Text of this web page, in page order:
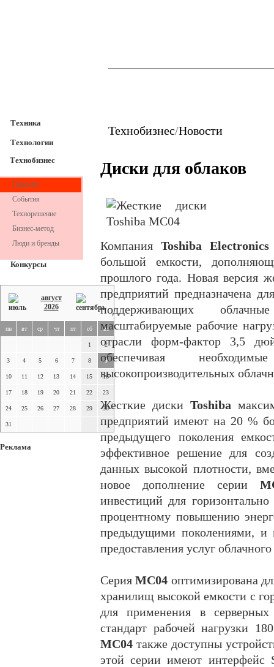
Техника
Технологии
Технобизнес
Новости
События
Технорешение
Бизнес-метод
Люди и бренды
Конкурсы
август
2026
пн вт ср чт пт сб вс
1 2
3 4 5 6 7 8 9
10 11 12 13 14 15 16
17 18 19 20 21 22 23
24 25 26 27 28 29 30
31
Реклама
Технобизнес/Новости
Диски для облаков
Компания Toshiba
большой емкости,
прошлого года. Новая версия
предприятий предназначена
поддерживающих
масштабируемые рабочие
отрасли форм-фактор 3,5
обеспечивая
высокопроизводительных
Жесткие диски Toshiba
предприятий имеют на 20 %
предыдущего поколения
эффективное решение для
данных высокой плотности,
новое дополнение серии
инвестиций для
процентному повышению
предыдущими поколениями, и
предоставления услуг
СерияMC04 оптимизирована
хранилищ высокой емкости с
для применения в
стандарт рабочей нагрузки
MC04 также доступны
этой серии имеют интерфейс